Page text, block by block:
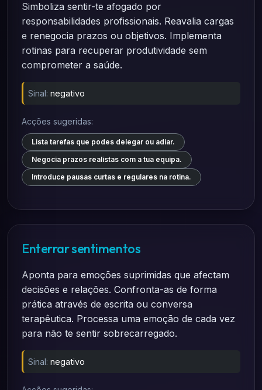
Simboliza sentir-te afogado por
responsabilidades profissionais. Reavalia cargas
e renegocia prazos ou objetivos. Implementa
rotinas para recuperar produtividade sem
comprometer a saúde.
Sinal: negativo
Acções sugeridas:
Lista tarefas que podes delegar ou adiar.
Negocia prazos realistas com a tua equipa.
Introduce pausas curtas e regulares na rotina.
Enterrar sentimentos
Aponta para emoções suprimidas que afectam
decisões e relações. Confronta-as de forma
prática através de escrita ou conversa
terapêutica. Processa uma emoção de cada vez
para não te sentir sobrecarregado.
Sinal: negativo